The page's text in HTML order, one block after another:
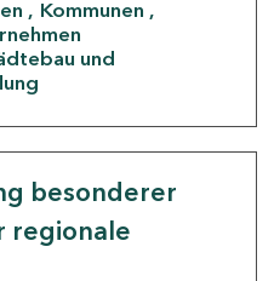
Kommunen
und
besonderer
regionale